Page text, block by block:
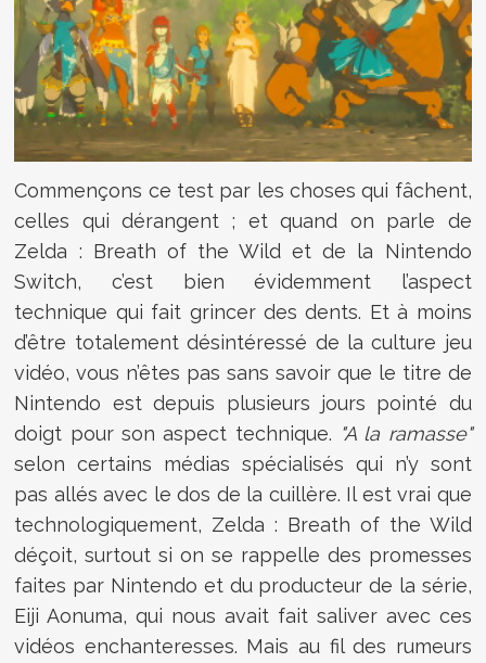
Commençons ce test par les choses qui fâchent,
celles qui dérangent ; et quand on parle de
Zelda : Breath of the Wild et de la Nintendo
Switch, c’est bien évidemment l’aspect
technique qui fait grincer des dents. Et à moins
d’être totalement désintéressé de la culture jeu
vidéo, vous n’êtes pas sans savoir que le titre de
Nintendo est depuis plusieurs jours pointé du
doigt pour son aspect technique. "A la ramasse"
selon certains médias spécialisés qui n’y sont
pas allés avec le dos de la cuillère. Il est vrai que
technologiquement, Zelda : Breath of the Wild
déçoit, surtout si on se rappelle des promesses
faites par Nintendo et du producteur de la série,
Eiji Aonuma, qui nous avait fait saliver avec ces
vidéos enchanteresses. Mais au fil des rumeurs